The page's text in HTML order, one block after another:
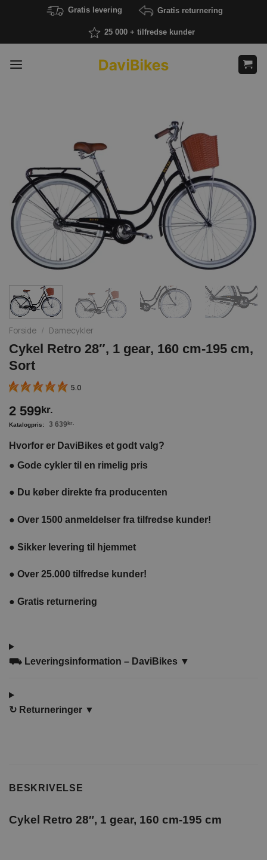
Gratis levering Gratis returnering
25 000 + tilfredse kunder
Forside / Damecykler
Cykel Retro 28″, 1 gear, 160 cm-195 cm,
Sort
5.0
2 599kr.
3 639 kr.
Hvorfor er DaviBikes et godt valg?
● Gode cykler til en rimelig pris
● Du køber direkte fra producenten
● Over 1500 anmeldelser fra tilfredse kunder!
● Sikker levering til hjemmet
● Over 25.000 tilfredse kunder!
● Gratis returnering
⛟ Leveringsinformation – DaviBikes ▼
↻ Returneringer ▼
BESKRIVELSE
Cykel Retro 28″, 1 gear, 160 cm-195 cm